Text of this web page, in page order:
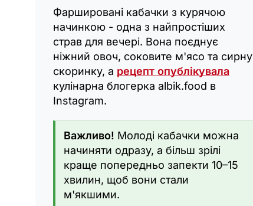
Фаршировані кабачки з курячою
начинкою - одна з найпростіших
страв для вечері. Вона поєднує
ніжний овоч, соковите м'ясо та сирну
скоринку, а рецепт опублікувала
кулінарна блогерка albik.food в
Instagram.
Важливо! Молоді кабачки можна
начиняти одразу, а більш зрілі
краще попередньо запекти 10–15
хвилин, щоб вони стали
м'якшими.